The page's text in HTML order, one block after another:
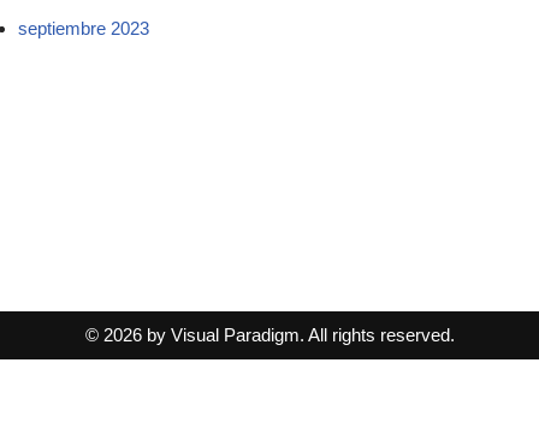
septiembre 2023
© 2026 by Visual Paradigm. All rights reserved.